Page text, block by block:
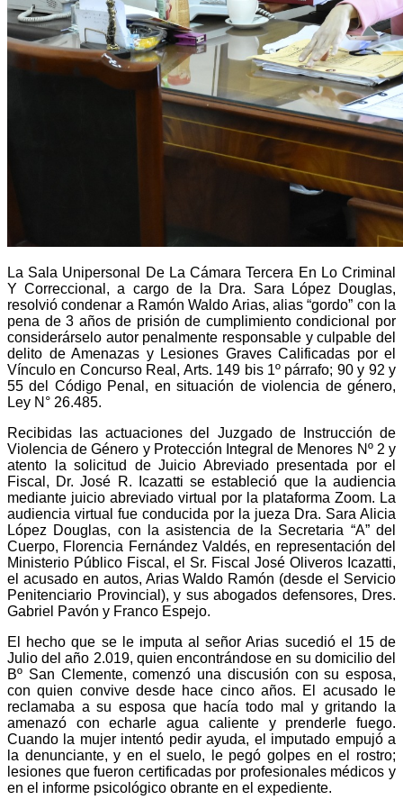
La Sala Unipersonal De La Cámara Tercera En Lo Criminal
Y Correccional, a cargo de la Dra. Sara López Douglas,
resolvió condenar a Ramón Waldo Arias, alias “gordo” con la
pena de 3 años de prisión de cumplimiento condicional por
considerárselo autor penalmente responsable y culpable del
delito de Amenazas y Lesiones Graves Calificadas por el
Vínculo en Concurso Real, Arts. 149 bis 1º párrafo; 90 y 92 y
55 del Código Penal, en situación de violencia de género,
Ley N° 26.485.
Recibidas las actuaciones del Juzgado de Instrucción de
Violencia de Género y Protección Integral de Menores Nº 2 y
atento la solicitud de Juicio Abreviado presentada por el
Fiscal, Dr. José R. Icazatti se estableció que la audiencia
mediante juicio abreviado virtual por la plataforma Zoom. La
audiencia virtual fue conducida por la jueza Dra. Sara Alicia
López Douglas, con la asistencia de la Secretaria “A” del
Cuerpo, Florencia Fernández Valdés, en representación del
Ministerio Público Fiscal, el Sr. Fiscal José Oliveros Icazatti,
el acusado en autos, Arias Waldo Ramón (desde el Servicio
Penitenciario Provincial), y sus abogados defensores, Dres.
Gabriel Pavón y Franco Espejo.
El hecho que se le imputa al señor Arias sucedió el 15 de
Julio del año 2.019, quien encontrándose en su domicilio del
Bº San Clemente, comenzó una discusión con su esposa,
con quien convive desde hace cinco años. El acusado le
reclamaba a su esposa que hacía todo mal y gritando la
amenazó con echarle agua caliente y prenderle fuego.
Cuando la mujer intentó pedir ayuda, el imputado empujó a
la denunciante, y en el suelo, le pegó golpes en el rostro;
lesiones que fueron certificadas por profesionales médicos y
en el informe psicológico obrante en el expediente.